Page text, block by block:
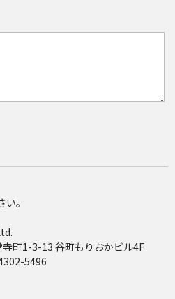
。
町1-3-13 谷町もりおかビル4F
5496